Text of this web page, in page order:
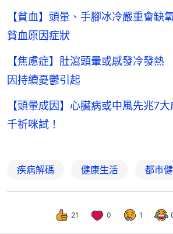
【貧血】頭暈、手腳冰冷嚴重會
貧血原因症狀
【焦慮症】肚瀉頭暈或感發冷發
因持續憂鬱引起
【頭暈成因】心臟病或中風先兆7
千祈咪試！
疾病解碼 健康生活 都市
21 0 1